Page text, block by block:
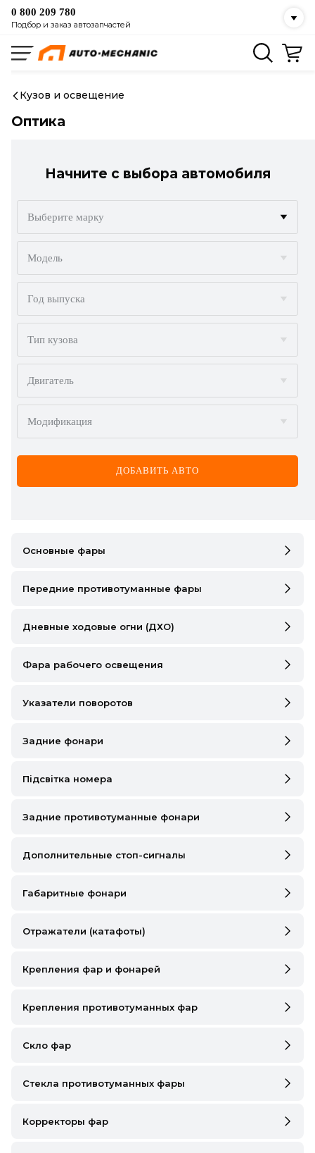
0 800 209 780
Подбор и заказ автозапчастей
Кузов и освещение
Оптика
Начните с выбора автомобиля
Выберите марку
ALFA ROMEO
AUDI
BMW
BYD
CADILLAC
CHERY
CHEVROLET
CHRYSLER
DS
FIAT
GMC
HYUNDAI
INFINITI
KIA
Модель
Год выпуска
Тип кузова
Двигатель
Модификация
ДОБАВИТЬ АВТО
Основные фары
Передние противотуманные фары
Дневные ходовые огни (ДХО)
Фара рабочего освещения
Указатели поворотов
Задние фонари
Підсвітка номера
Задние противотуманные фонари
Дополнительные стоп-сигналы
Габаритные фонари
Отражатели (катафоты)
Крепления фар и фонарей
Крепления противотуманных фар
Скло фар
Стекла противотуманных фары
Корректоры фар